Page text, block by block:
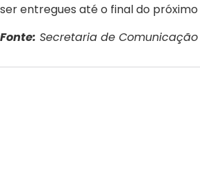
ser entregues até o final do
Fonte: Secretaria de